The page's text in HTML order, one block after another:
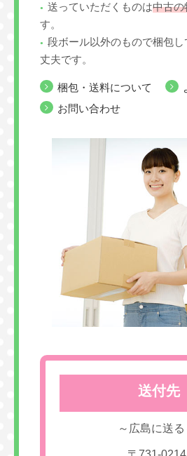
送っていただくものは中古の
す。
段ボール以外のもので梱包
丈夫です。
梱包・送料について
お問い合わせ
送付先
～広島に送る